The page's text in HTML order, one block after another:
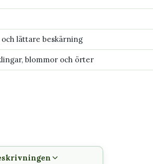
lättare beskärning
blommor och örter